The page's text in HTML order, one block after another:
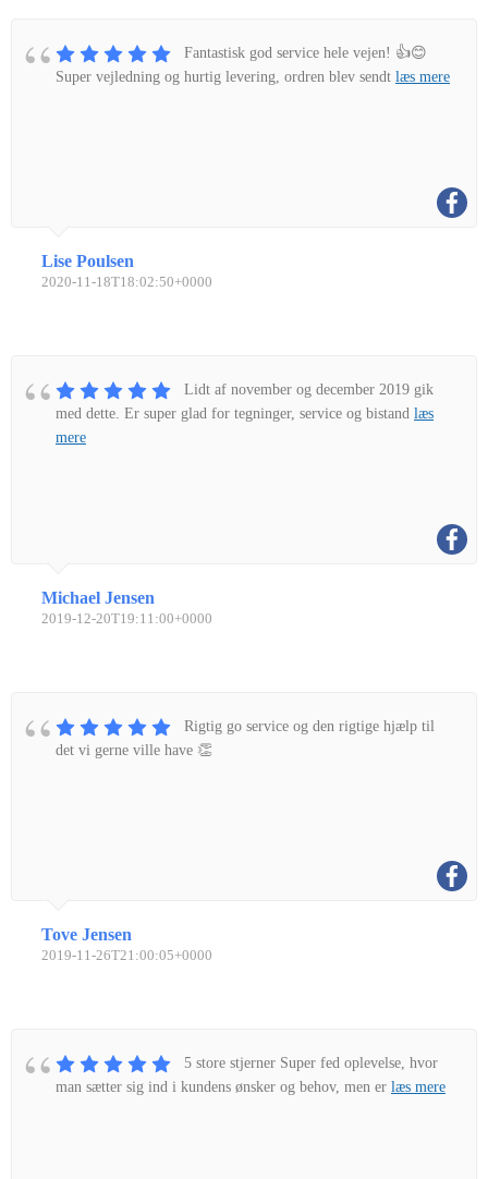
Fantastisk god service hele vejen! 👍😊
Super vejledning og hurtig levering, ordren blev sendt læs mere
Lise Poulsen
2020-11-18T18:02:50+0000
Lidt af november og december 2019 gik
med dette. Er super glad for tegninger, service og bistand læs
mere
Michael Jensen
2019-12-20T19:11:00+0000
Rigtig go service og den rigtige hjælp til
det vi gerne ville have 👏
Tove Jensen
2019-11-26T21:00:05+0000
5 store stjerner Super fed oplevelse, hvor
man sætter sig ind i kundens ønsker og behov, men er læs mere